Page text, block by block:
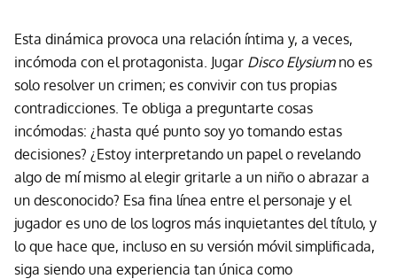
Esta dinámica provoca una relación íntima y, a veces,
incómoda con el protagonista. Jugar Disco Elysiumno es
solo resolver un crimen; es convivir con tus propias
contradicciones. Te obliga a preguntarte cosas
incómodas: ¿hasta qué punto soy yo tomando estas
decisiones? ¿Estoy interpretando un papel o revelando
algo de mí mismo al elegir gritarle a un niño o abrazar a
un desconocido? Esa fina línea entre el personaje y el
jugador es uno de los logros más inquietantes del título, y
lo que hace que, incluso en su versión móvil simplificada,
siga siendo una experiencia tan única como